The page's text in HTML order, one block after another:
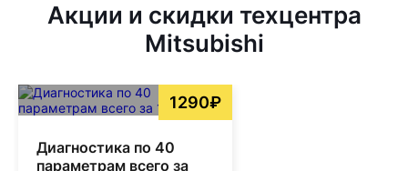
Акции и скидки техцентра
Mitsubishi
1290₽
Диагностика по 40
параметрам всего за